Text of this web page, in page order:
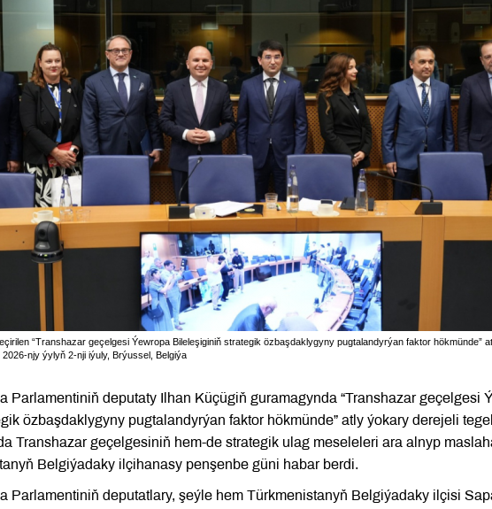
“Transhazar geçelgesi Ýewropa Bileleşiginiň strategik özbaşdaklygyny pugtalandyrýan faktor hökmünde”
njy ýylyň 2-nji iýuly, Brýussel, Belgiýa
Parlamentiniň deputaty Ilhan Küçügiň guramagynda “Transhazar geçelgesi
özbaşdaklygyny pugtalandyrýan faktor hökmünde” atly ýokary derejeli
Transhazar geçelgesiniň hem-de strategik ulag meseleleri ara alnyp
Belgiýadaky ilçihanasy penşenbe güni habar berdi.
Parlamentiniň deputatlary, şeýle hem Türkmenistanyň Belgiýadaky ilçisi